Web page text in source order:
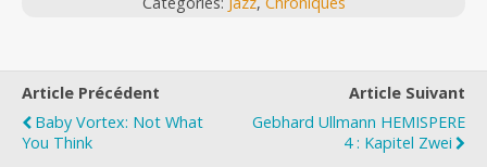
Article Précédent
Baby Vortex: Not What
You Think
Article Suivant
Gebhard Ullmann HEMISPERE
4 : Kapitel Zwei